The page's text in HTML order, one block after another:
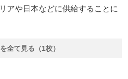
アや日本などに供給することに
全て見る（1枚）